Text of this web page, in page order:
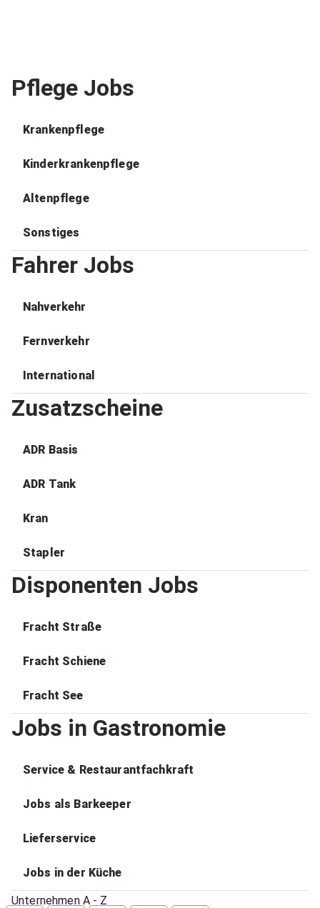
Pflege Jobs
Krankenpflege
Kinderkrankenpflege
Altenpflege
Sonstiges
Fahrer Jobs
Nahverkehr
Fernverkehr
International
Zusatzscheine
ADR Basis
ADR Tank
Kran
Stapler
Disponenten Jobs
Fracht Straße
Fracht Schiene
Fracht See
Jobs in Gastronomie
Service & Restaurantfachkraft
Jobs als Barkeeper
Lieferservice
Jobs in der Küche
Unternehmen A - Z